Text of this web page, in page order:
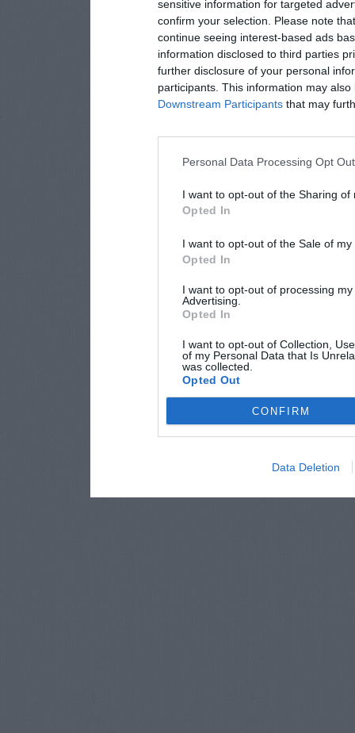
sensitive information for targeted
confirm your selection. Please note
continue seeing interest-based ads
information disclosed to third parties
further disclosure of your personal
participants. This information may
Downstream Participants that may
Personal Data Processing Opt
I want to opt-out of the Sharing of
Opted In
I want to opt-out of the Sale of
Opted In
I want to opt-out of processing
Advertising.
Opted In
I want to opt-out of Collection,
of my Personal Data that Is
was collected.
Opted Out
CONFIRM
Data Deletion